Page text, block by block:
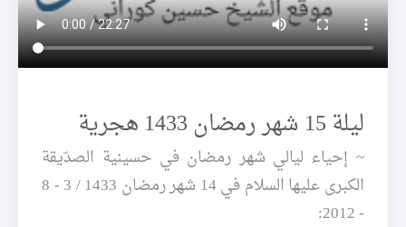
ليلة 15 شهر رمضان 1433 هجرية
~ إحياء ليالي شهر رمضان في حسينية الصدّيقة
الكبرى عليها السلام في 14 شهر رمضان 1433 / 3 - 8
- 2012: